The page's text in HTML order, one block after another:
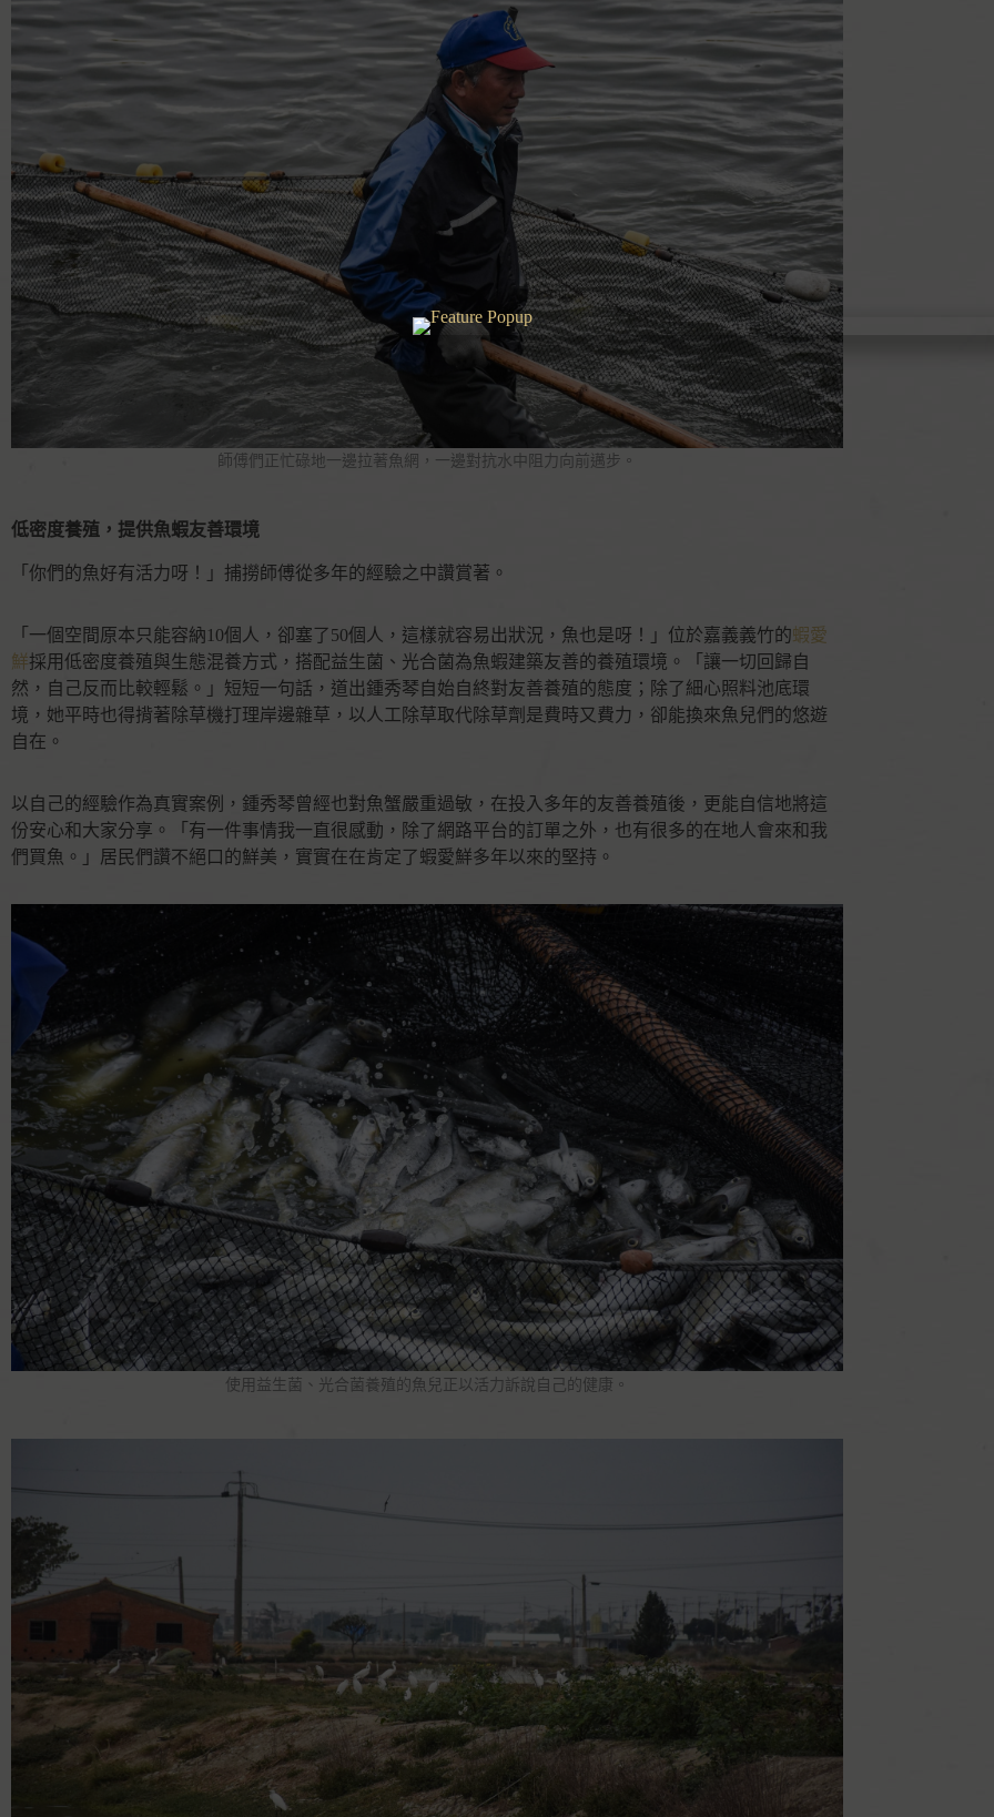
師傅們正忙碌地一邊拉著魚網，一邊對抗水中阻力向前邁步。
低密度養殖，提供魚蝦友善環境
「你們的魚好有活力呀！」捕撈師傅從多年的經驗之中讚賞著。
「一個空間原本只能容納10個人，卻塞了50個人，這樣就容易出狀況，魚也是呀！」位於嘉義義竹的蝦愛
鮮採用低密度養殖與生態混養方式，搭配益生菌、光合菌為魚蝦建築友善的養殖環境。「讓一切回歸自
然，自己反而比較輕鬆。」短短一句話，道出鍾秀琴自始自終對友善養殖的態度；除了細心照料池底環
境，她平時也得揹著除草機打理岸邊雜草，以人工除草取代除草劑是費時又費力，卻能換來魚兒們的悠遊
自在。
以自己的經驗作為真實案例，鍾秀琴曾經也對魚蟹嚴重過敏，在投入多年的友善養殖後，更能自信地將這
份安心和大家分享。「有一件事情我一直很感動，除了網路平台的訂單之外，也有很多的在地人會來和我
們買魚。」居民們讚不絕口的鮮美，實實在在肯定了蝦愛鮮多年以來的堅持。
使用益生菌、光合菌養殖的魚兒正以活力訴說自己的健康。